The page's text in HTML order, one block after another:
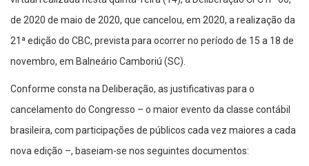
de 2020 de maio de 2020, que cancelou, em 2020, a realização da
21ª edição do CBC, prevista para ocorrer no período de 15 a 18 de
novembro, em Balneário Camboriú (SC).
Conforme consta na Deliberação, as justificativas para o
cancelamento do Congresso – o maior evento da classe contábil
brasileira, com participações de públicos cada vez maiores a cada
nova edição –, baseiam-se nos seguintes documentos: